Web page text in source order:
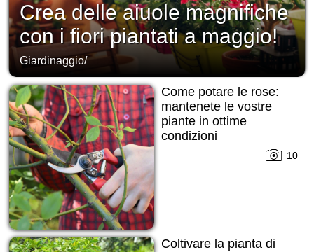
Crea delle aiuole magnifiche
con i fiori piantati a maggio!
Giardinaggio/
Come potare le rose:
mantenete le vostre
piante in ottime
condizioni
10
Coltivare la pianta di